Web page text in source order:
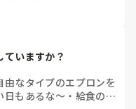
いますか？
由なタイプのエプロンを
日もあるな～ ・ 給食のと